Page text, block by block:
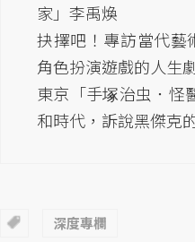
家」李禹煥
抉擇吧！專訪當代藝
角色扮演遊戲的人生
東京「手塚治虫．怪
和時代，訴說黑傑克
深度專欄